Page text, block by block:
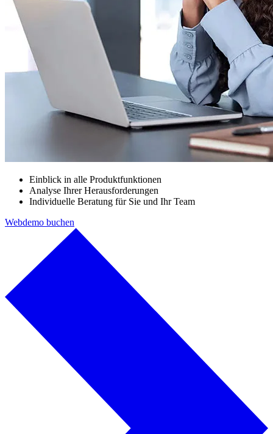
Einblick in alle Produktfunktionen
Analyse Ihrer Herausforderungen
Individuelle Beratung für Sie und Ihr Team
Webdemo buchen